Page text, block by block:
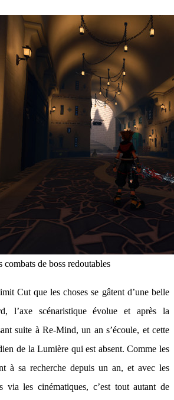
de boss redoutables
Cut que les choses se gâtent d’une belle
l’axe scénaristique évolue et après la
suite à Re-Mind, un an s’écoule, et cette
de la Lumière qui est absent. Comme les
à sa recherche depuis un an, et avec les
via les cinématiques, c’est tout autant de